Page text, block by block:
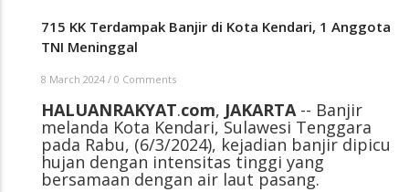
715 KK Terdampak Banjir di Kota Kendari, 1 Anggota
TNI Meninggal
8 March 2024 / 0 Comments
HALUANRAKYAT.com, JAKARTA-- Banjir
melanda Kota Kendari, Sulawesi Tenggara
pada Rabu, (6/3/2024), kejadian banjir dipicu
hujan dengan intensitas tinggi yang
bersamaan dengan air laut pasang.